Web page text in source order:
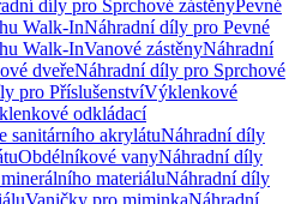
díly pro Sprchové zástěnyPevné
Walk-InNáhradní díly pro Pevné
Walk-InVanové zástěnyNáhradní
dveřeNáhradní díly pro Sprchové
pro PříslušenstvíVýklenkové
odkládací
sanitárního akrylátuNáhradní díly
Obdélníkové vanyNáhradní díly
materiáluNáhradní díly
Vaničky pro miminkaNáhradní